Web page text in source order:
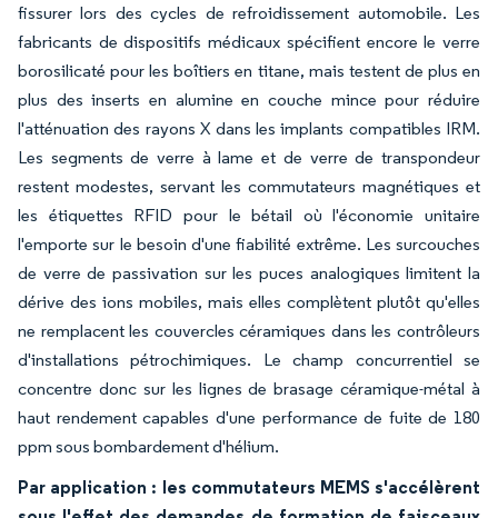
fissurer lors des cycles de refroidissement automobile. Les
fabricants de dispositifs médicaux spécifient encore le verre
borosilicaté pour les boîtiers en titane, mais testent de plus en
plus des inserts en alumine en couche mince pour réduire
l'atténuation des rayons X dans les implants compatibles IRM.
Les segments de verre à lame et de verre de transpondeur
restent modestes, servant les commutateurs magnétiques et
les étiquettes RFID pour le bétail où l'économie unitaire
l'emporte sur le besoin d'une fiabilité extrême. Les surcouches
de verre de passivation sur les puces analogiques limitent la
dérive des ions mobiles, mais elles complètent plutôt qu'elles
ne remplacent les couvercles céramiques dans les contrôleurs
d'installations pétrochimiques. Le champ concurrentiel se
concentre donc sur les lignes de brasage céramique-métal à
haut rendement capables d'une performance de fuite de 180
ppm sous bombardement d'hélium.
Par application : les commutateurs MEMS s'accélèrent